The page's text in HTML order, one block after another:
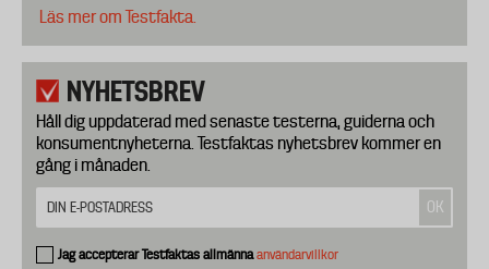
Läs mer om Testfakta.
NYHETSBREV
Håll dig uppdaterad med senaste testerna, guiderna och
konsumentnyheterna. Testfaktas nyhetsbrev kommer en
gång i månaden.
Jag accepterar Testfaktas allmännaanvändarvillkor